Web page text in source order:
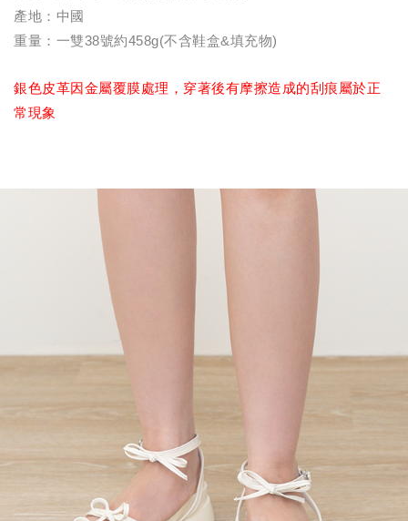
產地：中國
重量：一雙38號約458g(不含鞋盒&填充物)
銀色皮革因金屬覆膜處理，穿著後有摩擦造成的刮痕屬於正
常現象